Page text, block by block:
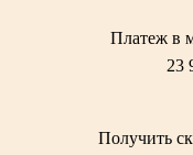
Платеж в
23
Получить